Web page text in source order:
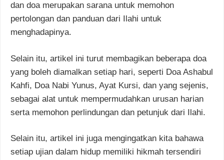
dan doa merupakan sarana untuk memohon
pertolongan dan panduan dari Ilahi untuk
menghadapinya.
Selain itu, artikel ini turut membagikan beberapa doa
yang boleh diamalkan setiap hari, seperti Doa Ashabul
Kahfi, Doa Nabi Yunus, Ayat Kursi, dan yang sejenis,
sebagai alat untuk mempermudahkan urusan harian
serta memohon perlindungan dan petunjuk dari Ilahi.
Selain itu, artikel ini juga mengingatkan kita bahawa
setiap ujian dalam hidup memiliki hikmah tersendiri